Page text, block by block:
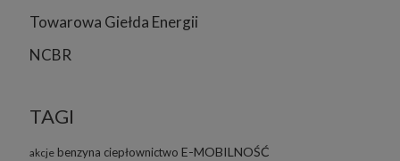
Towarowa Giełda Energii
NCBR
TAGI
akcje benzyna ciepłownictwo E-MOBILNOŚĆ